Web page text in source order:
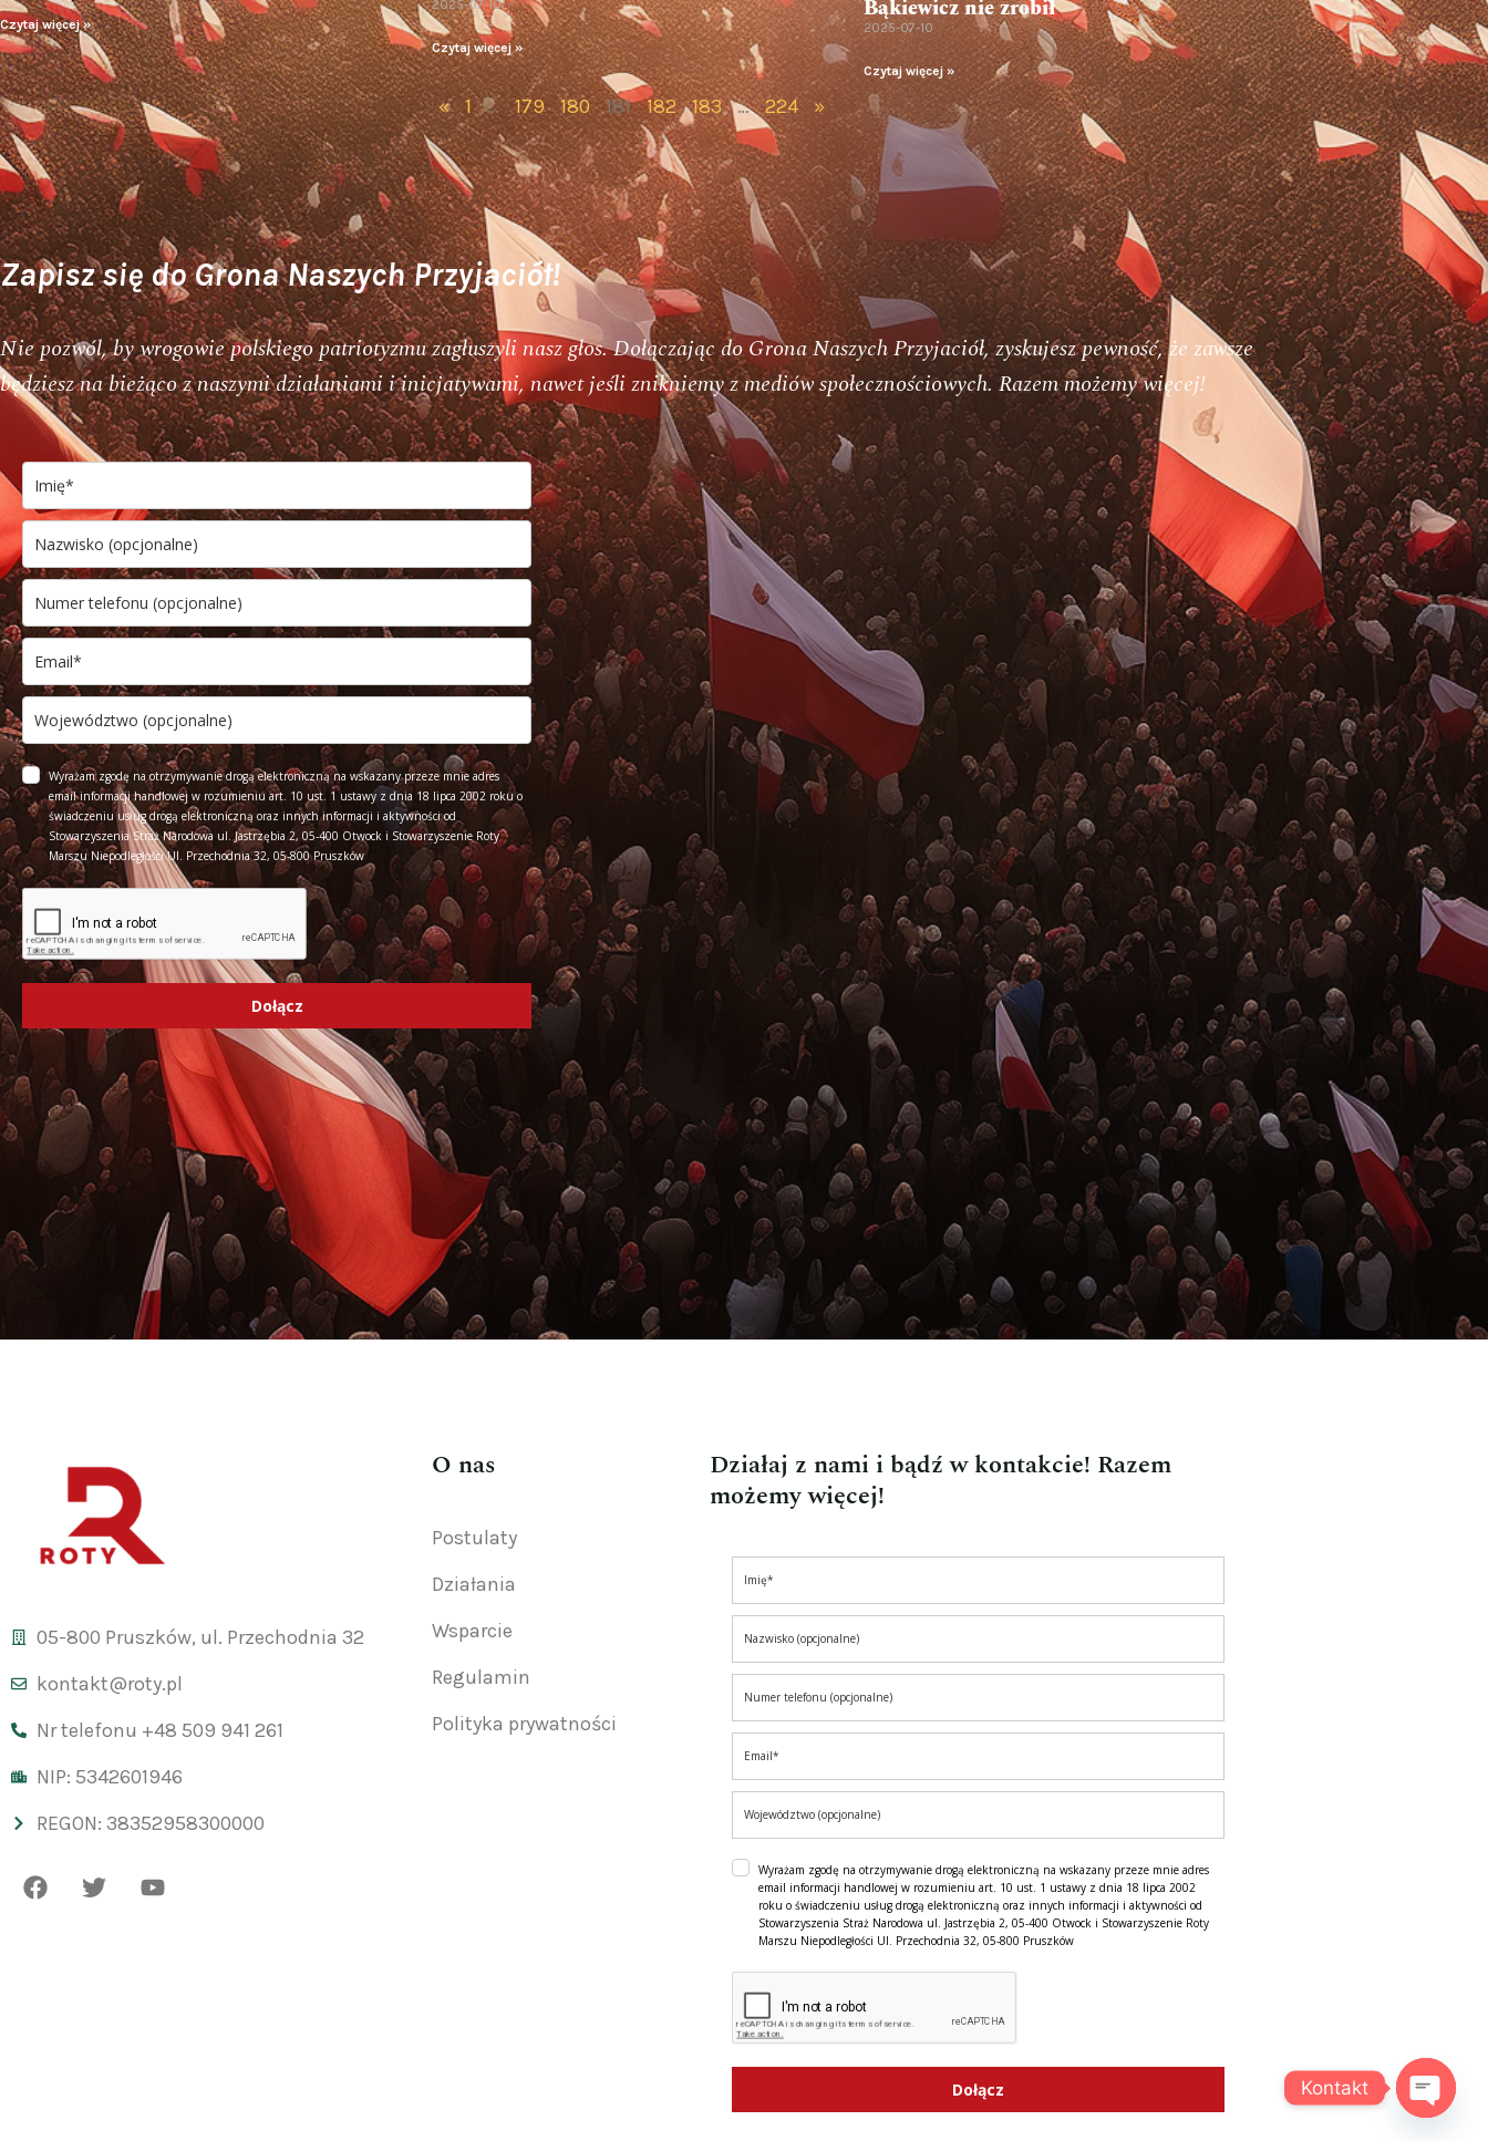
Czytaj więcej »
2025-07-10
Czytaj więcej »
Bąkiewicz nie zrobił
2025-07-10
Czytaj więcej »
« 1 … 179 180 181 182 183 … 224 »
Zapisz się do Grona Naszych Przyjaciół!
Nie pozwól, by wrogowie polskiego patriotyzmu zagłuszyli nasz głos. Dołączając do Grona Naszych Przyjaciół, zyskujesz pewność, że zawsze
będziesz na bieżąco z naszymi działaniami i inicjatywami, nawet jeśli znikniemy z mediów społecznościowych. Razem możemy więcej!
Wyrażam zgodę na otrzymywanie drogą elektroniczną na wskazany przeze mnie adres
email informacji handlowej w rozumieniu art. 10 ust. 1 ustawy z dnia 18 lipca 2002 roku o
świadczeniu usług drogą elektroniczną oraz innych informacji i aktywności od
Stowarzyszenia Straż Narodowa ul. Jastrzębia 2, 05-400 Otwock i Stowarzyszenie Roty
Marszu Niepodległości Ul. Przechodnia 32, 05-800 Pruszków
Dołącz
05-800 Pruszków, ul. Przechodnia 32
kontakt@roty.pl
Nr telefonu +48 509 941 261
NIP: 5342601946
REGON: 38352958300000
O nas
Postulaty
Działania
Wsparcie
Regulamin
Polityka prywatności
Działaj z nami i bądź w kontakcie! Razem
możemy więcej!
Wyrażam zgodę na otrzymywanie drogą elektroniczną na wskazany przeze mnie adres
email informacji handlowej w rozumieniu art. 10 ust. 1 ustawy z dnia 18 lipca 2002
roku o świadczeniu usług drogą elektroniczną oraz innych informacji i aktywności od
Stowarzyszenia Straż Narodowa ul. Jastrzębia 2, 05-400 Otwock i Stowarzyszenie Roty
Marszu Niepodległości Ul. Przechodnia 32, 05-800 Pruszków
Dołącz Kontakt